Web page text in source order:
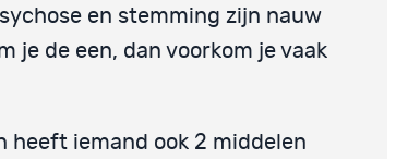
en stemming zijn nauw
je de een, dan voorkom je vaak
heeft iemand ook 2 middelen